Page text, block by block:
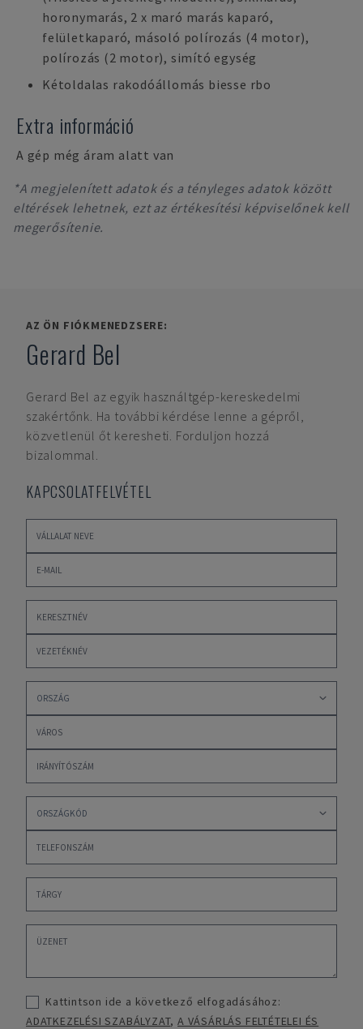
horonymarás, 2 x maró marás kaparó,
felületkaparó, másoló polírozás (4 motor),
polírozás (2 motor), simító egység
Kétoldalas rakodóállomás biesse rbo
Extra információ
A gép még áram alatt van
*A megjelenített adatok és a tényleges adatok között
eltérések lehetnek, ezt az értékesítési képviselőnek kell
megerősítenie.
AZ ÖN FIÓKMENEDZSERE:
Gerard Bel
Gerard Bel az egyik használtgép-kereskedelmi
szakértőnk. Ha további kérdése lenne a gépről,
közvetlenül őt keresheti. Forduljon hozzá
bizalommal.
KAPCSOLATFELVÉTEL
Kattintson ide a következő elfogadásához:
ADATKEZELÉSI SZABÁLYZAT,A VÁSÁRLÁS FELTÉTELEI ÉS